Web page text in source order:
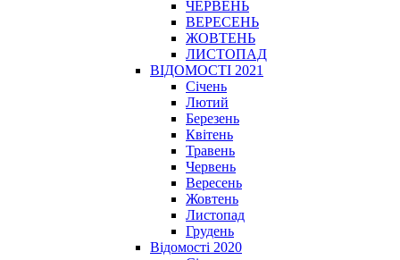
ЧЕРВЕНЬ
ВЕРЕСЕНЬ
ЖОВТЕНЬ
ЛИСТОПАД
ВІДОМОСТІ 2021
Січень
Лютий
Березень
Квітень
Травень
Червень
Вересень
Жовтень
Листопад
Грудень
Відомості 2020